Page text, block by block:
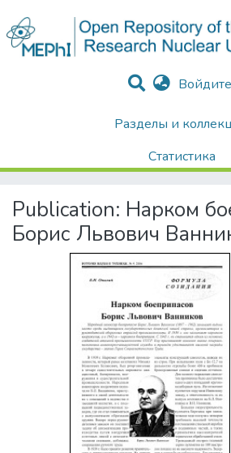
Разделы и
Статистика
Хроника Университета и упоминания в СМИ
Нарком боеприпасов Борис Львович Ванников
Publication: Нарком
Борис Львович